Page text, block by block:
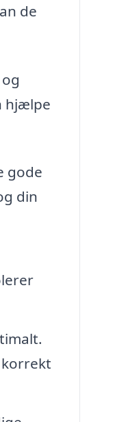
de
hjælpe
gode
din